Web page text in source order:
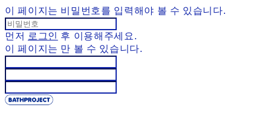
이 페이지는 비밀번호를 입력해야 볼 수 있습니다.
먼저 로그인 후 이용해주세요.
이 페이지는 만 볼 수 있습니다.